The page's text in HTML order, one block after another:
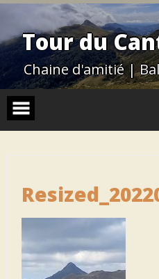
Skip
contentTour du
Chaine d'amitié |